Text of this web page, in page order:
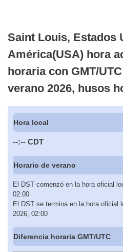
Saint Louis, Estados
América(USA) hora
horaria con GMT/
verano 2026, husos
Hora local
--:-- CDT
Horario de verano
El DST comenzó en la hora oficial
02:00
El DST se termina en la hora oficial
2026, 02:00
Diferencia horaria GMT/UTC